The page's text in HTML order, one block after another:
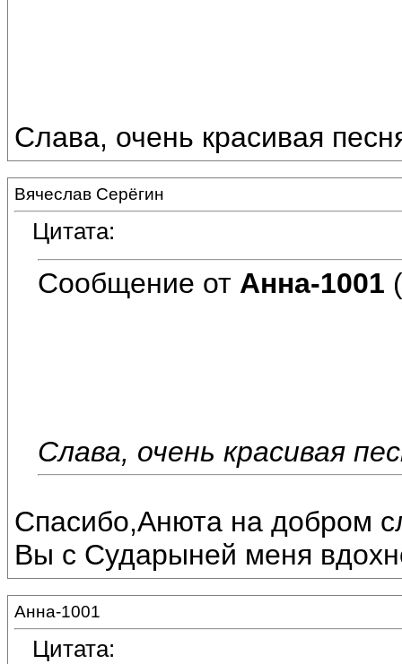
Слава, очень красивая
Вячеслав Серёгин
Цитата:
Сообщение от Анна-1001
Слава, очень красивая
Спасибо,Анюта на добром
Вы с Сударыней меня
Анна-1001
Цитата: